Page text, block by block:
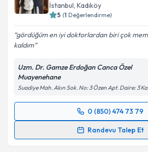
E-posta Adresiniz
'ni okudum ve kişisel
kapsamda işlenmesini kabul
Takvim Talebini
İstanbul, Kadıköy
5 (1 Değerlendirme)
gördüğüm en iyi doktorlardan biri çok
kaldım
Uzm. Dr. Gamze Erdoğan Canca Özel
Muayenehane
Suadiye Mah. Akın Sok. No: 3 Özen Apt. Daire: 3
0 (850) 474 73 79
Randevu Talep Et
Randevu Takvimi Talebi